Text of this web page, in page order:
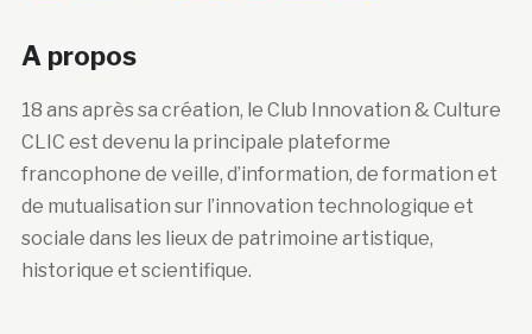
A propos
18 ans après sa création, le Club Innovation & Culture
CLIC est devenu la principale plateforme
francophone de veille, d’information, de formation et
de mutualisation sur l’innovation technologique et
sociale dans les lieux de patrimoine artistique,
historique et scientifique.